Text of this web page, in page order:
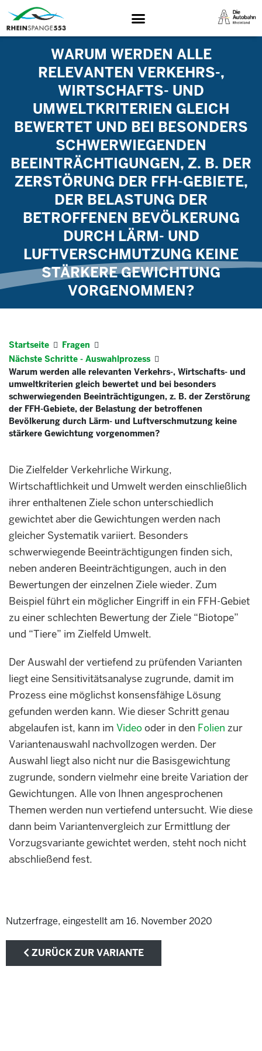
WARUM WERDEN ALLE
RELEVANTEN VERKEHRS-,
WIRTSCHAFTS- UND
UMWELTKRITERIEN GLEICH
BEWERTET UND BEI BESONDERS
SCHWERWIEGENDEN
BEEINTRÄCHTIGUNGEN, Z. B. DER
ZERSTÖRUNG DER FFH-GEBIETE,
DER BELASTUNG DER
BETROFFENEN BEVÖLKERUNG
DURCH LÄRM- UND
LUFTVERSCHMUTZUNG KEINE
STÄRKERE GEWICHTUNG
VORGENOMMEN?
Startseite
Fragen
Nächste Schritte - Auswahlprozess
Warum werden alle relevanten Verkehrs-, Wirtschafts- und
umweltkriterien gleich bewertet und bei besonders
schwerwiegenden Beeinträchtigungen, z. B. der Zerstörung
der FFH-Gebiete, der Belastung der betroffenen
Bevölkerung durch Lärm- und Luftverschmutzung keine
stärkere Gewichtung vorgenommen?
Die Zielfelder Verkehrliche Wirkung,
Wirtschaftlichkeit und Umwelt werden einschließlich
ihrer enthaltenen Ziele schon unterschiedlich
gewichtet aber die Gewichtungen werden nach
gleicher Systematik variiert. Besonders
schwerwiegende Beeinträchtigungen finden sich,
neben anderen Beeinträchtigungen, auch in den
Bewertungen der einzelnen Ziele wieder. Zum
Beispiel führt ein möglicher Eingriff in ein FFH-Gebiet
zu einer schlechten Bewertung der Ziele “Biotope”
und “Tiere” im Zielfeld Umwelt.
Der Auswahl der vertiefend zu prüfenden Varianten
liegt eine Sensitivitätsanalyse zugrunde, damit im
Prozess eine möglichst konsensfähige Lösung
gefunden werden kann. Wie dieser Schritt genau
abgelaufen ist, kann im Videooder in den Folien zur
Variantenauswahl nachvollzogen werden. Der
Auswahl liegt also nicht nur die Basisgewichtung
zugrunde, sondern vielmehr eine breite Variation der
Gewichtungen. Alle von Ihnen angesprochenen
Themen werden nun vertiefend untersucht. Wie diese
dann beim Variantenvergleich zur Ermittlung der
Vorzugsvariante gewichtet werden, steht noch nicht
abschließend fest.
Nutzerfrage, eingestellt am 16. November 2020
ZURÜCK ZUR VARIANTE